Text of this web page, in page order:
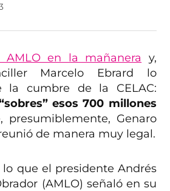
en la mañanera y,
Marcelo Ebrard lo
la cumbre de la CELAC:
esos 700 millones
presumiblemente, Genaro
de manera muy legal.
que el presidente Andrés
(AMLO) señaló en su